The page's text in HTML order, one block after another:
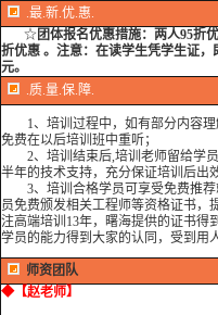
.最.新.优.惠.
☆ 团体报名优惠措施： 两人95折
折优惠 。注意：在读学生凭学生证，
元。
.质.量.保.障.
1、培训过程中，如有部分内容理
免费在以后培训班中重听；
2、培训结束后,培训老师留给学员
半年的技术支持，充分保证培训后出
3、培训合格学员可享受免费推荐
员免费颁发相关工程师等资格证书，
注高端培训13年，曙海提供的证书得
学员的能力得到大家的认同，受到用
师资团队
◆【赵老师】